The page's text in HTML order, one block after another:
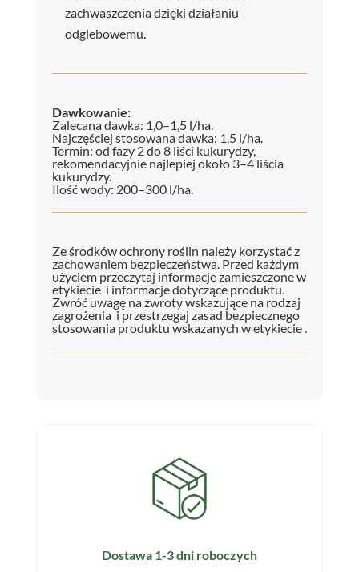
zachwaszczenia dzięki działaniu
odglebowemu.
Dawkowanie:
Zalecana dawka: 1,0–1,5 l/ha.
Najczęściej stosowana dawka: 1,5 l/ha.
Termin: od fazy 2 do 8 liści kukurydzy,
rekomendacyjnie najlepiej około 3–4 liścia
kukurydzy.
Ilość wody: 200–300 l/ha.
Ze środków ochrony roślin należy korzystać z
zachowaniem bezpieczeństwa. Przed każdym
użyciem przeczytaj informacje zamieszczone w
etykiecie i informacje dotyczące produktu.
Zwróć uwagę na zwroty wskazujące na rodzaj
zagrożenia i przestrzegaj zasad bezpiecznego
stosowania produktu wskazanych w etykiecie .
Dostawa 1-3 dni roboczych